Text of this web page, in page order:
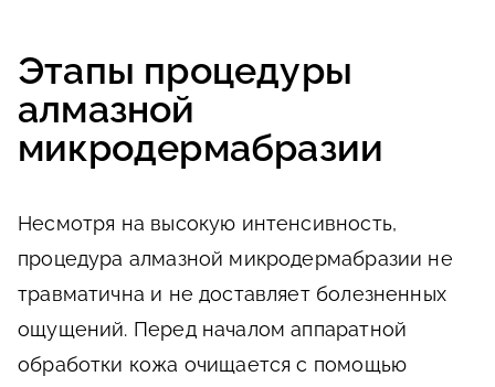
Этапы процедуры
алмазной
микродермабразии
Несмотря на высокую интенсивность,
процедура алмазной микродермабразии не
травматична и не доставляет болезненных
ощущений. Перед началом аппаратной
обработки кожа очищается с помощью